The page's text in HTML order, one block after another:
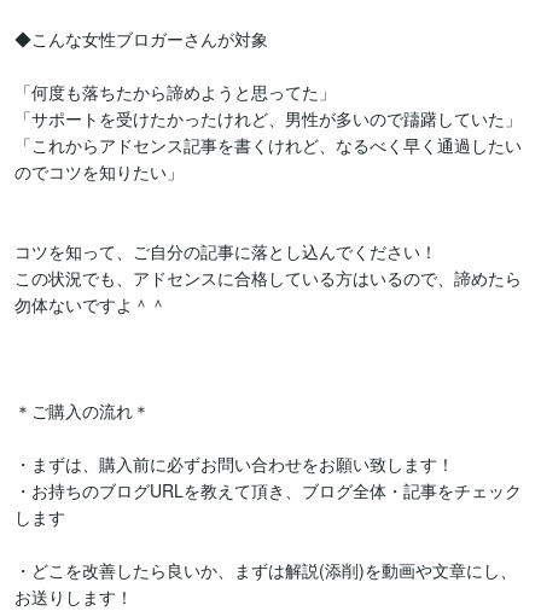
◆こんな女性ブロガーさんが対象
「何度も落ちたから諦めようと思ってた」
「サポートを受けたかったけれど、男性が多いので躊躇していた」
「これからアドセンス記事を書くけれど、なるべく早く通過したい
のでコツを知りたい」
コツを知って、ご自分の記事に落とし込んでください！
この状況でも、アドセンスに合格している方はいるので、諦めたら
勿体ないですよ＾＾
＊ご購入の流れ＊
・まずは、購入前に必ずお問い合わせをお願い致します！
・お持ちのブログURLを教えて頂き、ブログ全体・記事をチェック
します
・どこを改善したら良いか、まずは解説(添削)を動画や文章にし、
お送りします！